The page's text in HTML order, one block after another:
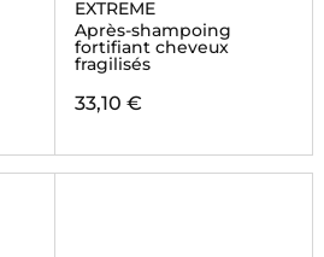
EXTREME
Après-shampoing
fortifiant cheveux
fragilisés
33,10 €